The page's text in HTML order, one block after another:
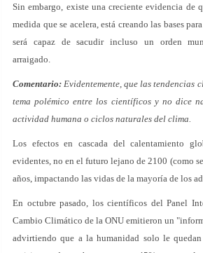
Sin embargo, existe una creciente evidencia de
medida que se acelera, está creando las bases
será capaz de sacudir incluso un orden
arraigado.
Comentario:Evidentemente, que las tendencias
tema polémico entre los científicos y no dice
actividad humana o ciclos naturales del clima.
Los efectos en cascada del calentamiento
evidentes, no en el futuro lejano de 2100 (como
años, impactando las vidas de la mayoría de los
En octubre pasado, los científicos del Panel
Cambio Climático de la ONU emitieron un
advirtiendo que a la humanidad solo le